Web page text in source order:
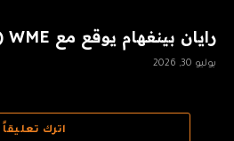
رايان بينغهام يوقع مع WME (حصريًا)
يوليو 30, 2026
اترك تعليقاً